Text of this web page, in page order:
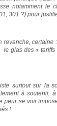
notamment le
301 ?) pour
revanche,
glas des « tariffs
surtout sur la
à soutenir,
peur se voir
!